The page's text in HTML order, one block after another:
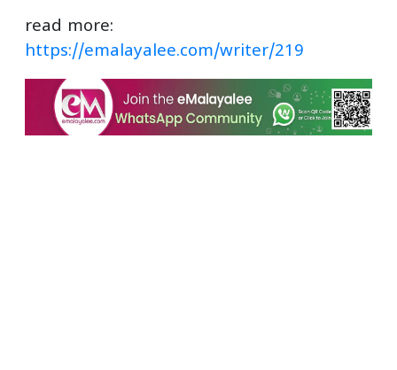
read more:
https://emalayalee.com/writer/219